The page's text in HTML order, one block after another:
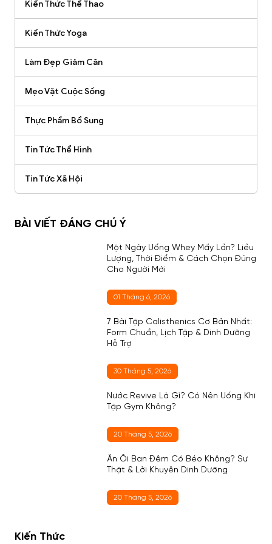
Kiến Thức Thể Thao
Kiến Thức Yoga
Làm Đẹp Giảm Cân
Mẹo Vặt Cuộc Sống
Thực Phẩm Bổ Sung
Tin Tức Thể Hình
Tin Tức Xã Hội
BÀI VIẾT ĐÁNG CHÚ Ý
Một Ngày Uống Whey Mấy Lần? Liều
Lượng, Thời Điểm & Cách Chọn Đúng
Cho Người Mới
01 Tháng 6, 2026
7 Bài Tập Calisthenics Cơ Bản Nhất:
Form Chuẩn, Lịch Tập & Dinh Dưỡng
Hỗ Trợ
30 Tháng 5, 2026
Nước Revive Là Gì? Có Nên Uống Khi
Tập Gym Không?
20 Tháng 5, 2026
Ăn Ổi Ban Đêm Có Béo Không? Sự
Thật & Lời Khuyên Dinh Dưỡng
20 Tháng 5, 2026
Kiến Thức